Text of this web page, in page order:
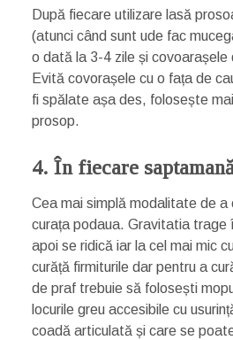
După fiecare utilizare lasă
(atunci când sunt ude fac
o dată la 3-4 zile și covoarașele
Evită covorașele cu o fața de
fi spălate așa des, folosește
prosop.
4. În fiecare
Cea mai simplă modalitate de a
curața podaua. Gravitatia trage
apoi se ridică iar la cel mai mic
curăță firmiturile dar pentru a
de praf trebuie să folosești
locurile greu accesibile cu
coadă articulată și care se